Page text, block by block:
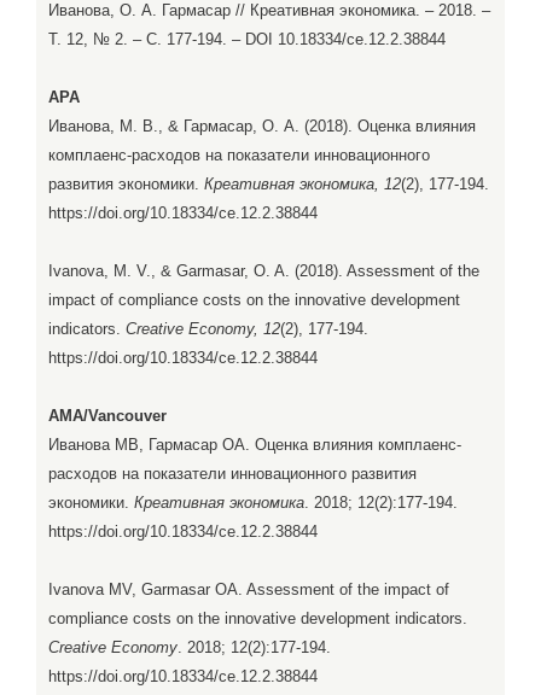
Иванова, О. А. Гармасар // Креативная экономика. – 2018. –
Т. 12, № 2. – С. 177-194. – DOI 10.18334/ce.12.2.38844
APA
Иванова, М. В., & Гармасар, О. А. (2018). Оценка влияния
комплаенс-расходов на показатели инновационного
развития экономики. Креативная экономика, 12(2), 177-194.
https://doi.org/10.18334/ce.12.2.38844
Ivanova, M. V., & Garmasar, O. A. (2018). Assessment of the
impact of compliance costs on the innovative development
indicators. Creative Economy, 12(2), 177-194.
https://doi.org/10.18334/ce.12.2.38844
AMA/Vancouver
Иванова МВ, Гармасар ОА. Оценка влияния комплаенс-
расходов на показатели инновационного развития
экономики. Креативная экономика. 2018; 12(2):177-194.
https://doi.org/10.18334/ce.12.2.38844
Ivanova MV, Garmasar OA. Assessment of the impact of
compliance costs on the innovative development indicators.
Creative Economy. 2018; 12(2):177-194.
https://doi.org/10.18334/ce.12.2.38844